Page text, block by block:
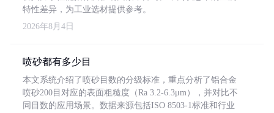
特性差异，为工业选材提供参考。
2026年8月4日
喷砂都有多少目
本文系统介绍了喷砂目数的分级标准，重点分析了铝合金
喷砂200目对应的表面粗糙度（Ra 3.2-6.3μm），并对比不
同目数的应用场景。数据来源包括ISO 8503-1标准和行业